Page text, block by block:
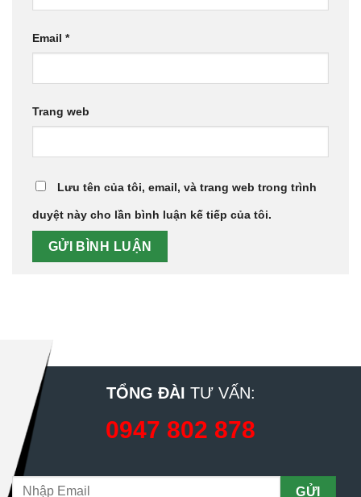
Email *
Trang web
Lưu tên của tôi, email, và trang web trong trình
duyệt này cho lần bình luận kế tiếp của tôi.
TỔNG ĐÀI TƯ VẤN:
0947 802 878